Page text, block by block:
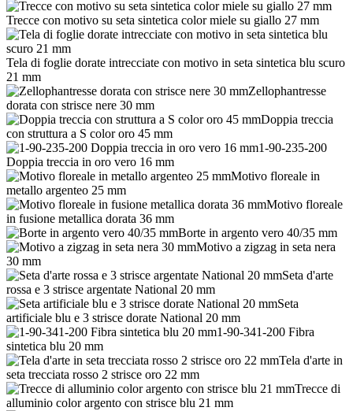
Trecce con motivo su seta sintetica color miele su giallo 27 mm
Tela di foglie dorate intrecciate con motivo in seta sintetica blu scuro
21 mm
Zellophantresse
dorata con strisce nere 30 mm
Doppia treccia
con struttura a S color oro 45 mm
1-90-235-200
Doppia treccia in oro vero 16 mm
Motivo floreale in
metallo argenteo 25 mm
Motivo floreale
in fusione metallica dorata 36 mm
Borte in argento vero 40/35 mm
Motivo a zigzag in seta nera
30 mm
Seta d'arte
rossa e 3 strisce argentate National 20 mm
Seta
artificiale blu e 3 strisce dorate National 20 mm
1-90-341-200 Fibra
sintetica blu 20 mm
Tela d'arte in
seta trecciata rosso 2 strisce oro 22 mm
Trecce di
alluminio color argento con strisce blu 21 mm